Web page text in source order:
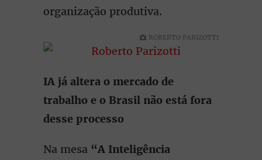
organização produtiva.
ROBERTO PARIZOTTI
IA já altera o mercado de
trabalho e o Brasil não está fora
desse processo
Na mesa “A Inteligência